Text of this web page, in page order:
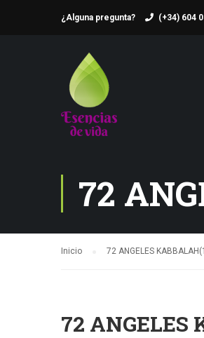
¿Alguna pregunta? (+34) 604
72
Inicio 72 ANGELES
72 ANGELES